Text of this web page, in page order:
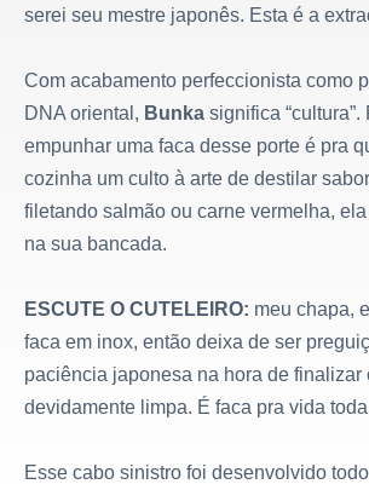
serei seu mestre japonês. Esta é a
Com acabamento perfeccionista como
DNA oriental, Bunka significa “cultura”.
empunhar uma faca desse porte é pra
cozinha um culto à arte de destilar
filetando salmão ou carne vermelha,
na sua bancada.
ESCUTE O CUTELEIRO: meu chapa,
faca em inox, então deixa de ser
paciência japonesa na hora de finalizar
devidamente limpa. É faca pra vida
Esse cabo sinistro foi desenvolvido